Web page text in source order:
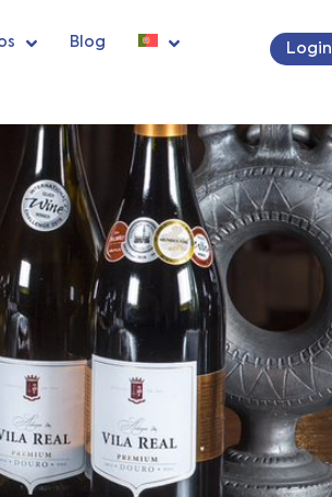
Blog Login